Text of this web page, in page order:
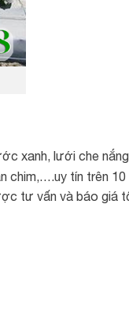
xanh, lưới che
chim,….uy tín trên 10
tư vấn và báo giá